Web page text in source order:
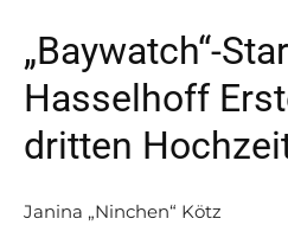
„Baywatch“-
Hasselhoff
dritten
Janina „Ninchen“ Kötz